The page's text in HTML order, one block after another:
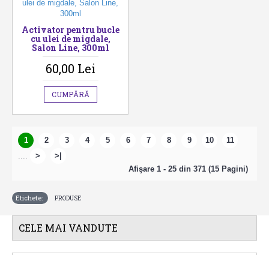
Activator pentru bucle
cu ulei de migdale,
Salon Line, 300ml
60,00 Lei
CUMPĂRĂ
1 2 3 4 5 6 7 8 9 10
11
>
>|
Afişare 1 - 25 din 371 (15 Pagini)
Etichete: PRODUSE
CELE MAI VANDUTE